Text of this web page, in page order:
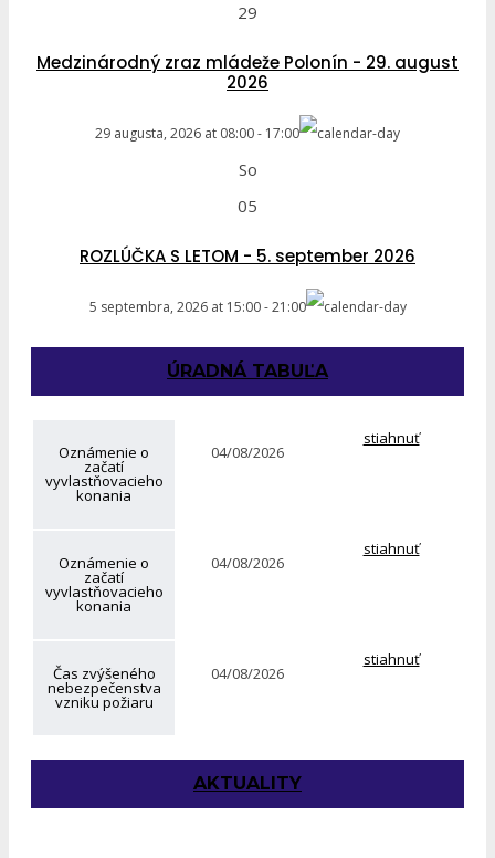
29
Medzinárodný zraz mládeže Polonín - 29. august
2026
29 augusta, 2026 at 08:00- 17:00
So
05
ROZLÚČKA S LETOM - 5. september 2026
5 septembra, 2026 at 15:00-21:00
ÚRADNÁ TABUĽA
Oznámenie o
začatí
vyvlastňovacieho
konania
04/08/2026
stiahnuť
Oznámenie o
začatí
vyvlastňovacieho
konania
04/08/2026
stiahnuť
Čas zvýšeného
nebezpečenstva
vzniku požiaru
04/08/2026
stiahnuť
AKTUALITY